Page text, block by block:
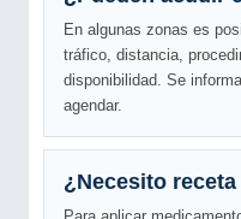
En algunas zonas es
tráfico, distancia,
disponibilidad. Se
agendar.
¿Necesito